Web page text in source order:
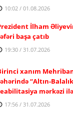
10:02 / 01.08.2026
İlham
başa çatıb
19:30 / 31.07.2026
xanım
“Altın-
mərkəzi
17:56 / 31.07.2026